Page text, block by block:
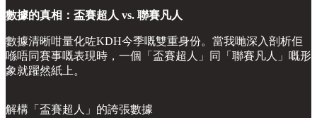
數據的真相：盃賽超人 vs. 聯賽凡人
數據清晰咁量化咗KDH今季嘅雙重身份。當我哋深入剖析佢
喺唔同賽事嘅表現時，一個「盃賽超人」同「聯賽凡人」嘅形
象就躍然紙上。
解構「盃賽超人」的誇張數據